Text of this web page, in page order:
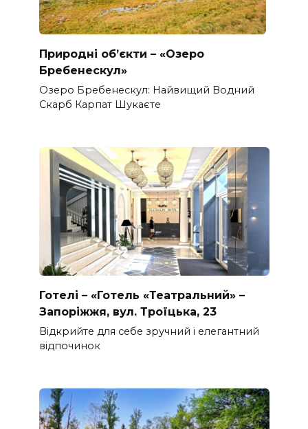
Природні об’єкти – «Озеро
Бребенескул»
Озеро Бребенескул: Найвищий Водний
Скарб Карпат Шукаєте
Готелі – «Готель «Театральний» –
Запоріжжя, вул. Троїцька, 23
Відкрийте для себе зручний і елегантний
відпочинок